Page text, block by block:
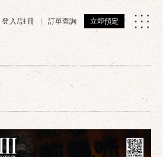
登入/註冊 訂單查詢 立即預定